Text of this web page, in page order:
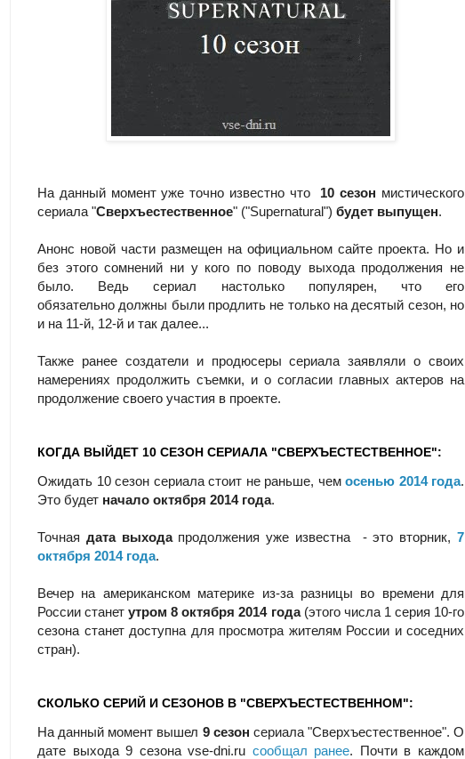
На данный момент уже точно известно что 10 сезон мистического
сериала "Сверхъестественное" ("Supernatural") будет выпущен.
Анонс новой части размещен на официальном сайте проекта. Но и
без этого сомнений ни у кого по поводу выхода продолжения не
было. Ведь сериал настолько популярен, что его
обязательно должны были продлить не только на десятый сезон, но
и на 11-й, 12-й и так далее...
Также ранее создатели и продюсеры сериала заявляли о своих
намерениях продолжить съемки, и о согласии главных актеров на
продолжение своего участия в проекте.
КОГДА ВЫЙДЕТ 10 СЕЗОН СЕРИАЛА "СВЕРХЪЕСТЕСТВЕННОЕ":
Ожидать 10 сезон сериала стоит не раньше, чем осенью 2014 года.
Это будет начало октября 2014 года.
Точная дата выходапродолжения уже известна - это вторник,7
октября 2014 года.
Вечер на американском материке из-за разницы во времени для
России станетутром 8 октября 2014 года(этого числа 1 серия 10-го
сезона станет доступна для просмотра жителям России и соседних
стран).
СКОЛЬКО СЕРИЙ И СЕЗОНОВ В "СВЕРХЪЕСТЕСТВЕННОМ":
На данный момент вышел 9 сезон сериала "Сверхъестественное". О
дате выхода 9 сезона vse-dni.ru сообщал ранее. Почти в каждом